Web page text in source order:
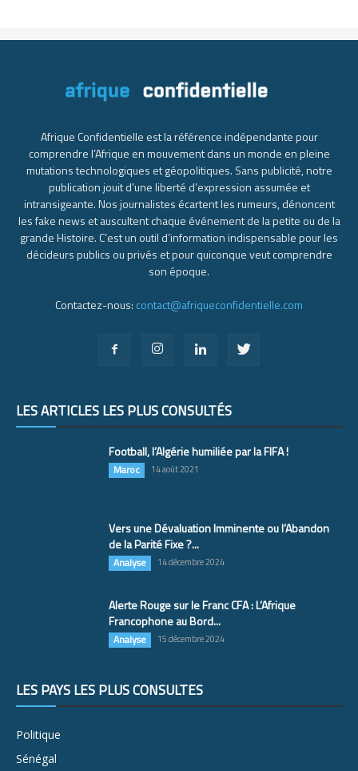
Afrique Confidentielle est la référence indépendante pour
comprendre l’Afrique en mouvement dans un monde en pleine
mutations technologiques et géopolitiques. Sans publicité, notre
publication jouit d’une liberté d’expression assumée et
intransigeante. Nos journalistes écartent les rumeurs, dénoncent
les fake news et auscultent chaque événement de la petite ou de la
grande Histoire. C’est un outil d’information indispensable pour les
décideurs publics ou privés et pour quiconque veut comprendre
son époque.
Contactez-nous: contact@afriqueconfidentielle.com
LES ARTICLES LES PLUS CONSULTÉS
Football, l’Algérie humiliée par la FIFA !
Maroc 14 août 2021
Vers une Dévaluation Imminente ou l’Abandon
de la Parité Fixe ?...
Analyse 14 décembre 2024
Alerte Rouge sur le Franc CFA : L’Afrique
Francophone au Bord...
Analyse 15 décembre 2024
LES PAYS LES PLUS CONSULTÉS
Politique
Sénégal